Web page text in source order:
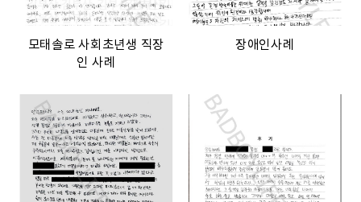
모태솔로 사회초년생 직장
인 사례
장애인사례